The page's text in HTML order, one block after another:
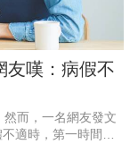
友嘆：病假不
而，一名網友發文
適時，第一時間想
病假明明是法律保